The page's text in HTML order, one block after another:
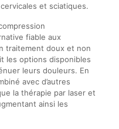
et sciatiques.
fiable aux
traitement doux et non
les options disponibles
leurs douleurs. En
avec d’autres
la thérapie par laser et
ainsi les